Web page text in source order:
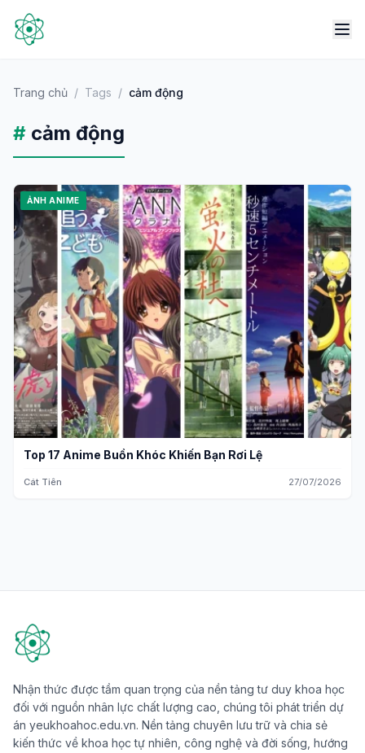
Trang chủ / Tags / cảm động
# cảm động
ẢNH ANIME
Top 17 Anime Buồn Khóc Khiến Bạn Rơi Lệ
Cát Tiên 27/07/2026
Nhận thức được tầm quan trọng của nền tảng tư duy khoa học
đối với nguồn nhân lực chất lượng cao, chúng tôi phát triển dự
án yeukhoahoc.edu.vn. Nền tảng chuyên lưu trữ và chia sẻ
kiến thức về khoa học tự nhiên, công nghệ và đời sống, hướng